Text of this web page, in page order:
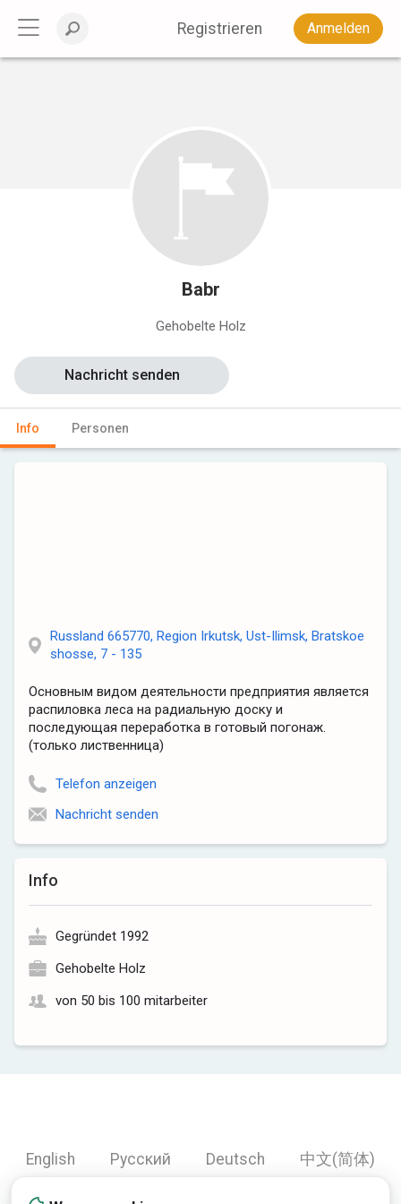
Registrieren Anmelden
Babr
Gehobelte Holz
Info Personen
Nachricht senden
Info
Gegründet 1992
Gehobelte Holz
von 50 bis 100 mitarbeiter
Russland 665770, Region Irkutsk, Ust-Ilimsk, Bratskoe
shosse, 7 - 135
Основным видом деятельности предприятия является
распиловка леса на радиальную доску и
последующая переработка в готовый погонаж.
(только лиственница)
Telefon anzeigen
Nachricht senden
English Русский Deutsch
中文(简体)